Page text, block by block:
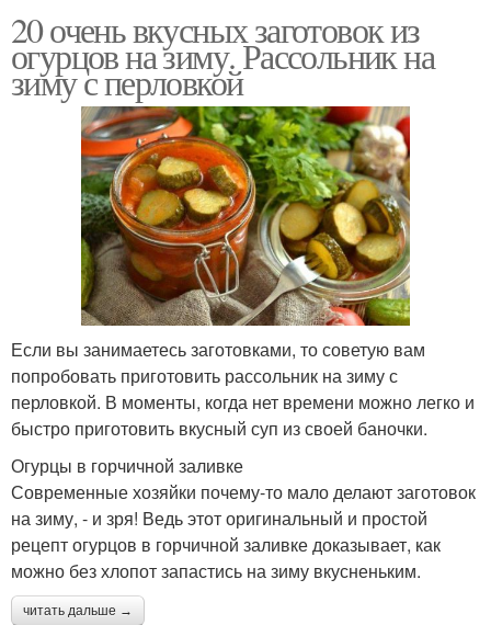
20 очень вкусных заготовок из
огурцов на зиму. Рассольник на
зиму с перловкой
Если вы занимаетесь заготовками, то советую вам
попробовать приготовить рассольник на зиму с
перловкой. В моменты, когда нет времени можно легко и
быстро приготовить вкусный суп из своей баночки.
Огурцы в горчичной заливке
Современные хозяйки почему-то мало делают заготовок
на зиму, - и зря! Ведь этот оригинальный и простой
рецепт огурцов в горчичной заливке доказывает, как
можно без хлопот запастись на зиму вкусненьким.
читать дальше →